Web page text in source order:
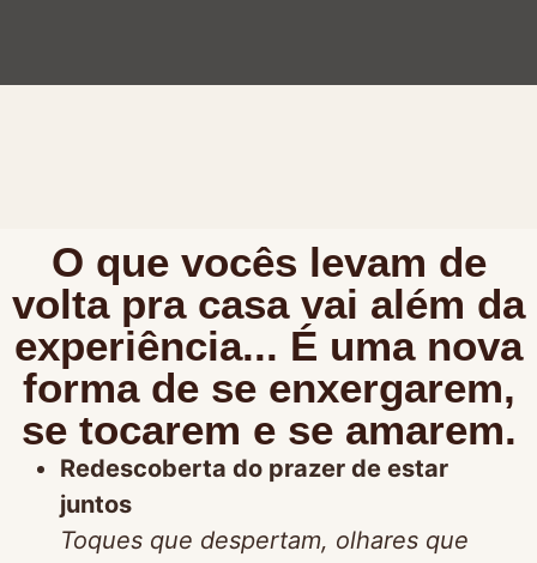
O que vocês levam de
volta pra casa vai além da
experiência... É uma nova
forma de se enxergarem,
se tocarem e se amarem.
Redescoberta do prazer de estar
juntos
Toques que despertam, olhares que